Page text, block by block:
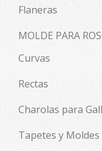
Flaneras
MOLDE PARA
Curvas
Rectas
Charolas para
Tapetes y Moldes